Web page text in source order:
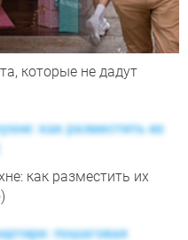
которые не дадут
как разместить их